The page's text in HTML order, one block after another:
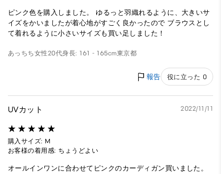
ピンク色を購入しました。 ゆるっと羽織れるように、大きいサ
イズをかいましたが着心地がすごく良かったので ブラウスとし
て着れるように小さいサイズも買い足しました！
あっちち女性20代身長: 161 - 165cm東京都
報告 役に立った 0
UVカット 2022/11/11
購入サイズ: M
お客様の着用感: ちょうどよい
オールインワンに合わせてピンクのカーディガン買いました。